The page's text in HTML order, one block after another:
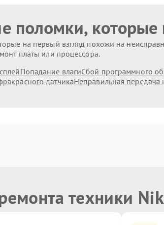
поломки,
на первый взгляд похожи на
платы или процессора.
Попадание влагиСбой программного
датчикаНеправильная передача
техники